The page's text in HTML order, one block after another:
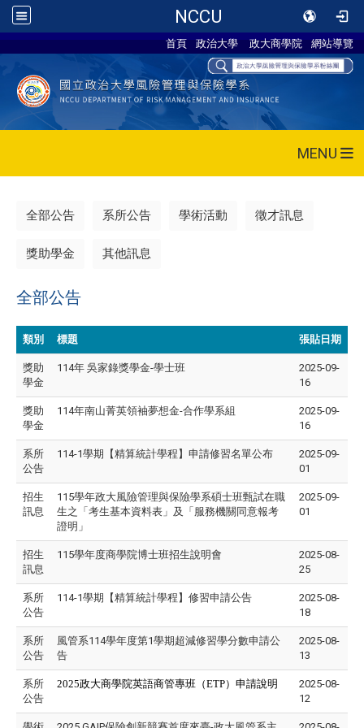
NCCU
首頁 政治大學 政大商學院 網站導覽
MENU
全部公告 系所公告 學術活動 徵才訊息
獎助學金 其他訊息
全部公告
類別 標題 張貼日期
獎助
學金
114年 吳家錄獎學金-學士班
2025-09-
16
獎助
學金
114年南山菁英領袖夢想金-合作學系組
2025-09-
16
系所
公告
114-1學期【精算統計學程】申請修習名單公布
2025-09-
01
招生
訊息
115學年政大風險管理與保險學系碩士班甄試在職
生之「考生基本資料表」及「服務機關同意報考
證明」
2025-09-
01
招生
訊息
115學年度商學院博士班招生說明會
2025-08-
25
系所
公告
114-1學期【精算統計學程】修習申請公告
2025-08-
18
系所
公告
風管系114學年度第1學期超減修習學分數申請公
告
2025-08-
13
系所
公告
2025政大商學院英語商管專班（ETP）申請說明
2025-08-
12